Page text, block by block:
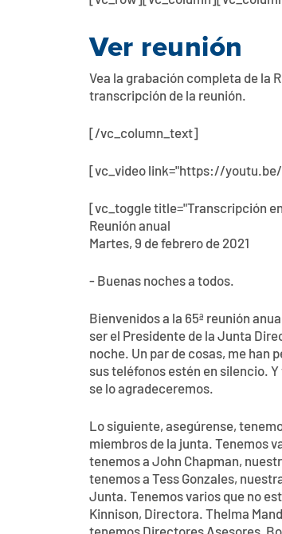
Ver reunión
Vea la grabación completa de la
transcripción de la reunión.
[/vc_column_text]
[vc_video link="https://youtu.be/
[vc_toggle title="Transcripción
Reunión anual
Martes, 9 de febrero de 2021
- Buenas noches a todos.
Bienvenidos a la 65ª reunión
ser el Presidente de la Junta
noche. Un par de cosas, me han
sus teléfonos estén en silencio.
se lo agradeceremos.
Lo siguiente, asegúrense,
miembros de la junta. Tenemos
tenemos a John Chapman,
tenemos a Tess Gonzales,
Junta. Tenemos varios que no
Kinnison, Directora. Thelma